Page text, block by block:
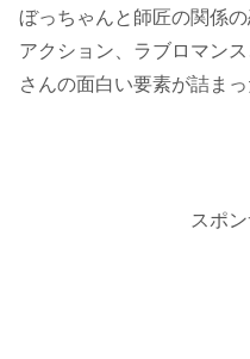
ぼっちゃんと師匠の関係の
アクション、ラブロマン
さんの面白い要素が詰ま
スポ